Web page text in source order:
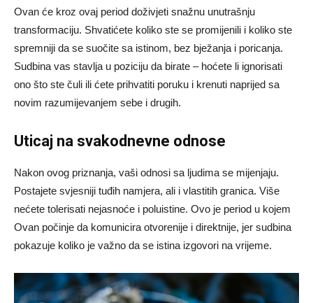
Ovan će kroz ovaj period doživjeti snažnu unutrašnju
transformaciju. Shvatićete koliko ste se promijenili i koliko ste
spremniji da se suočite sa istinom, bez bježanja i poricanja.
Sudbina vas stavlja u poziciju da birate – hoćete li ignorisati
ono što ste čuli ili ćete prihvatiti poruku i krenuti naprijed sa
novim razumijevanjem sebe i drugih.
Uticaj na svakodnevne odnose
Nakon ovog priznanja, vaši odnosi sa ljudima se mijenjaju.
Postajete svjesniji tuđih namjera, ali i vlastitih granica. Više
nećete tolerisati nejasnoće i poluistine. Ovo je period u kojem
Ovan počinje da komunicira otvorenije i direktnije, jer sudbina
pokazuje koliko je važno da se istina izgovori na vrijeme.